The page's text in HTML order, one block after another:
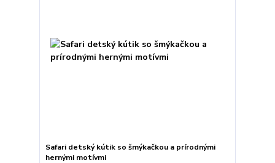
Safari detský kútik so šmýkačkou a prírodnými
hernými motívmi